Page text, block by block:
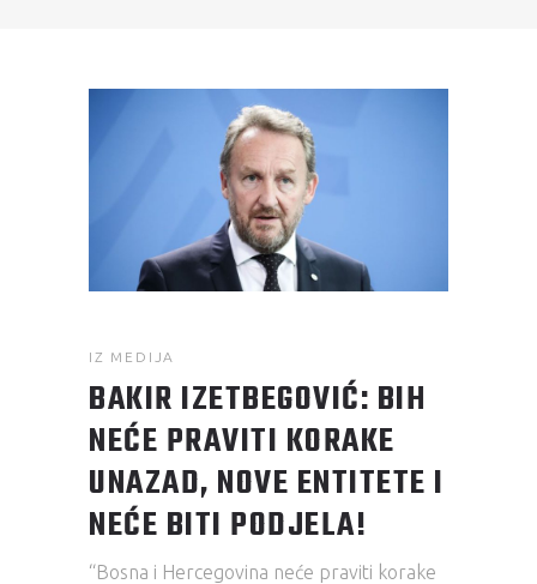
IZ MEDIJA
BAKIR IZETBEGOVIĆ: BIH
NEĆE PRAVITI KORAKE
UNAZAD, NOVE ENTITETE I
NEĆE BITI PODJELA!
“Bosna i Hercegovina neće praviti korake